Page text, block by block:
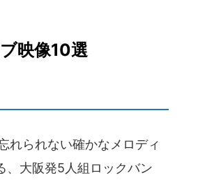
映像10選
れられない確かなメロディ
、大阪発5人組ロックバン